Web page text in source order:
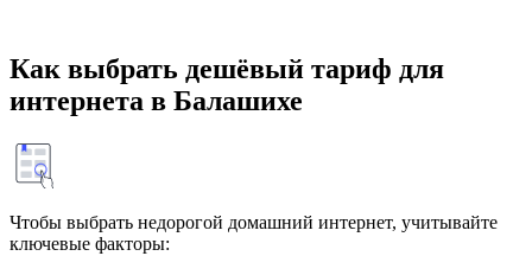
Как выбрать дешёвый тариф для
интернета в Балашихе
Чтобы выбрать недорогой домашний интернет, учитывайте
ключевые факторы: